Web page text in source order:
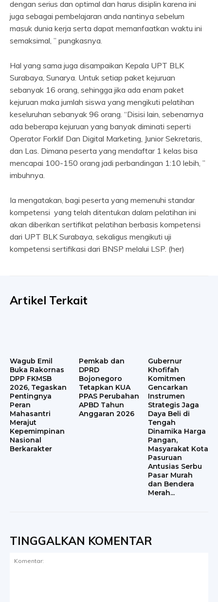
dengan serius dan optimal dan harus disiplin karena ini
juga sebagai pembelajaran anda nantinya sebelum
masuk dunia kerja serta dapat memanfaatkan waktu ini
semaksimal, ” pungkasnya.
Hal yang sama juga disampaikan Kepala UPT BLK
Surabaya, Sunarya. Untuk setiap paket kejuruan
sebanyak 16 orang, sehingga jika ada enam paket
kejuruan maka jumlah siswa yang mengikuti pelatihan
keseluruhan sebanyak 96 orang. “Disisi lain, sebenarnya
ada beberapa kejuruan yang banyak diminati seperti
Operator Forklif Dan Digital Marketing, Junior Sekretaris,
dan Las. Dimana peserta yang mendaftar 1 kelas bisa
mencapai 100-150 orang jadi perbandingan 1:10 lebih, ”
imbuhnya.
Ia mengatakan, bagi peserta yang memenuhi standar
kompetensi yang telah ditentukan dalam pelatihan ini
akan diberikan sertifikat pelatihan berbasis kompetensi
dari UPT BLK Surabaya, sekaligus mengikuti uji
kompetensi sertifikasi dari BNSP melalui LSP. (her)
Artikel Terkait
Wagub Emil
Buka Rakornas
DPP FKMSB
2026, Tegaskan
Pentingnya
Peran
Mahasantri
Merajut
Kepemimpinan
Nasional
Berkarakter
Pemkab dan
DPRD
Bojonegoro
Tetapkan KUA
PPAS Perubahan
APBD Tahun
Anggaran 2026
Gubernur
Khofifah
Komitmen
Gencarkan
Instrumen
Strategis Jaga
Daya Beli di
Tengah
Dinamika Harga
Pangan,
Masyarakat Kota
Pasuruan
Antusias Serbu
Pasar Murah
dan Bendera
Merah...
TINGGALKAN KOMENTAR